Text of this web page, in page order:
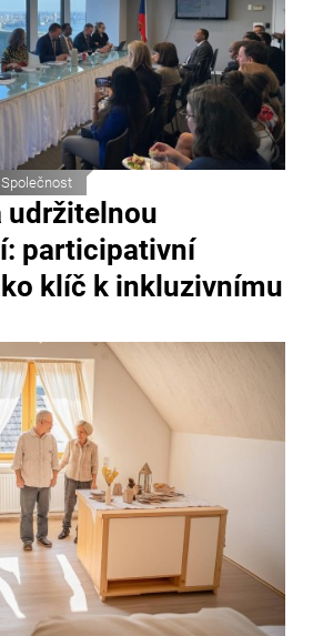
Společnost
udržitelnou
participativní
klíč k inkluzivnímu